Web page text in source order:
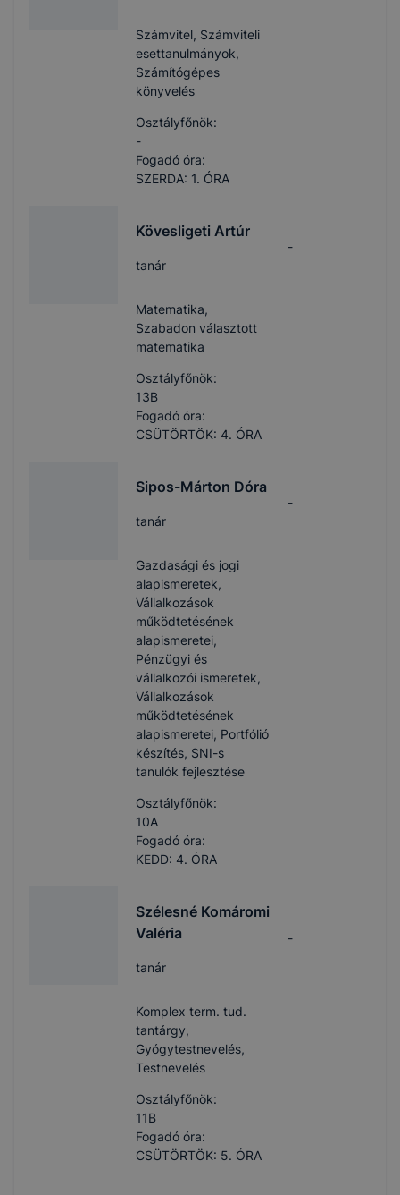
Számvitel, Számviteli
esettanulmányok,
Számítógépes
könyvelés
Osztályfőnök:
-
Fogadó óra:
SZERDA: 1. ÓRA
Kövesligeti Artúr
tanár
Matematika,
Szabadon választott
matematika
-
Osztályfőnök:
13B
Fogadó óra:
CSÜTÖRTÖK: 4. ÓRA
Sipos-Márton Dóra
tanár
Gazdasági és jogi
alapismeretek,
Vállalkozások
működtetésének
alapismeretei,
Pénzügyi és
vállalkozói ismeretek,
Vállalkozások
működtetésének
alapismeretei, Portfólió
készítés, SNI-s
tanulók fejlesztése
-
Osztályfőnök:
10A
Fogadó óra:
KEDD: 4. ÓRA
Szélesné Komáromi
Valéria
tanár
Komplex term. tud.
tantárgy,
Gyógytestnevelés,
Testnevelés
-
Osztályfőnök:
11B
Fogadó óra:
CSÜTÖRTÖK: 5. ÓRA